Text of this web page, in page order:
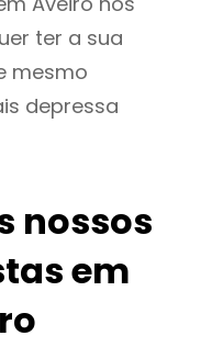
ter a sua
mesmo
depressa
nossos
em